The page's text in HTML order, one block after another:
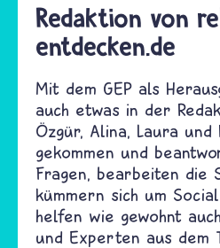
Redaktion von
entdecken.de
Mit dem GEP als
auch etwas in der
Özgür, Alina, Laura und
gekommen und
Fragen, bearbeiten die
kümmern sich um
helfen wie gewohnt
und Experten aus dem